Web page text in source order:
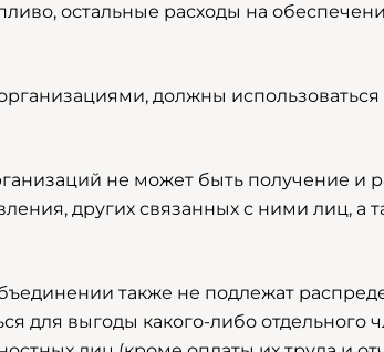
остальные расходы на
должны
не может быть получение и
других связанных с ними лиц, а
также не подлежат
для выгоды какого-либо отдельного